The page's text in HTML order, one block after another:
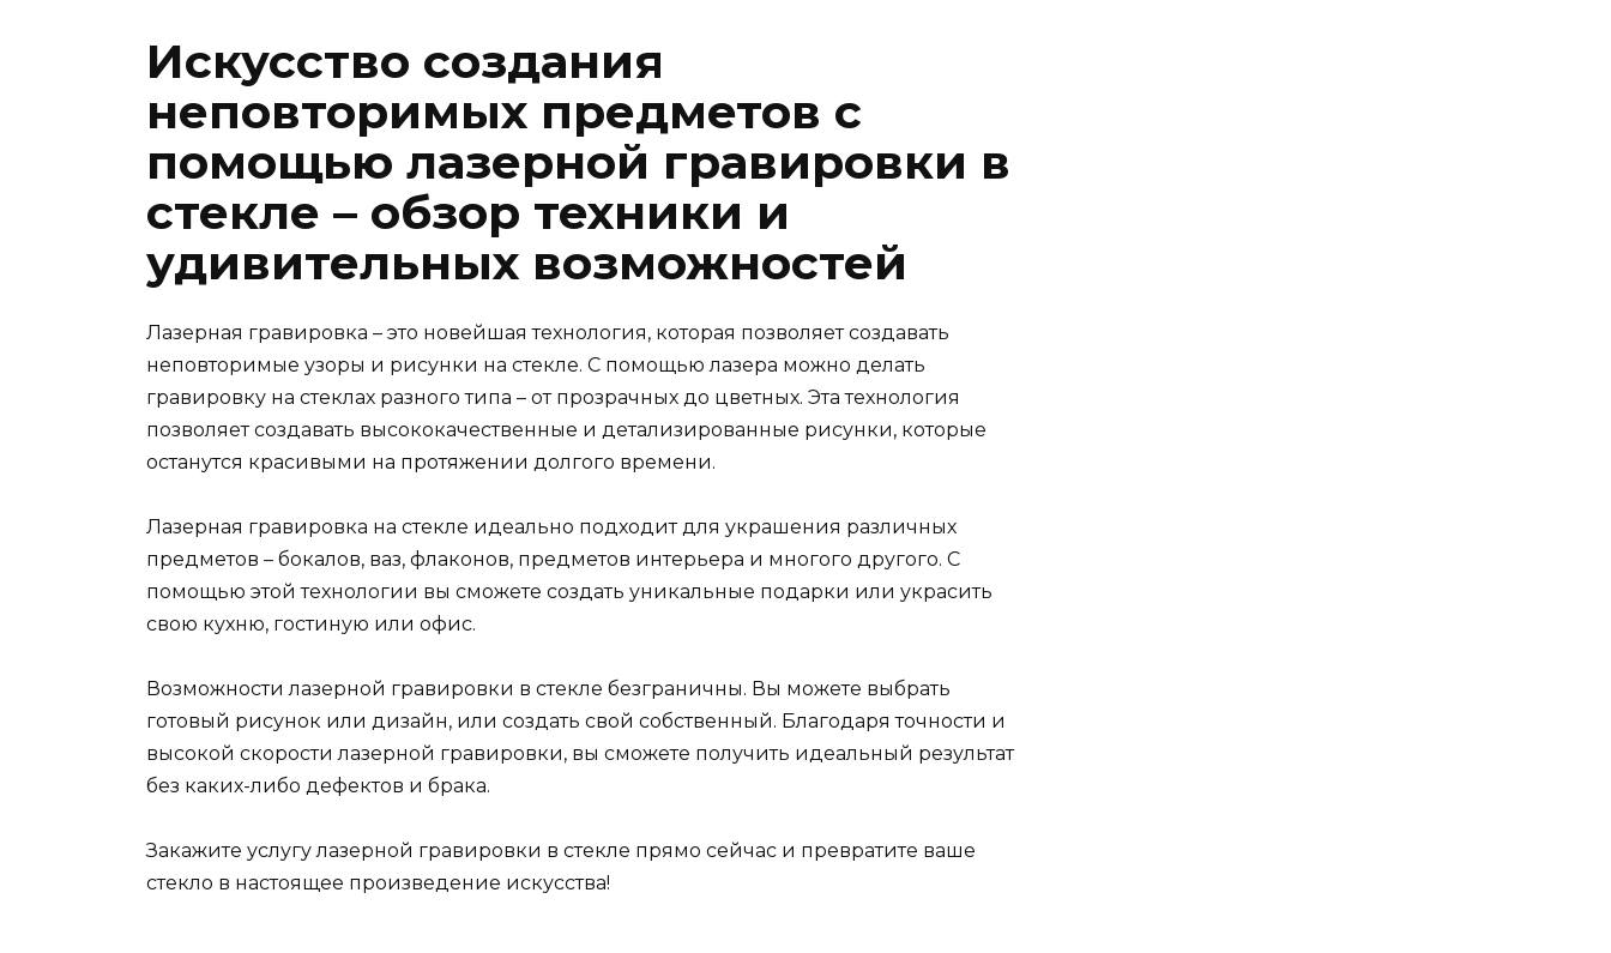
Искусство создания
неповторимых предметов с
помощью лазерной гравировки в
стекле – обзор техники и
удивительных возможностей
Лазерная гравировка – это новейшая технология, которая позволяет создавать
неповторимые узоры и рисунки на стекле. С помощью лазера можно делать
гравировку на стеклах разного типа – от прозрачных до цветных. Эта технология
позволяет создавать высококачественные и детализированные рисунки, которые
останутся красивыми на протяжении долгого времени.
Лазерная гравировка на стекле идеально подходит для украшения различных
предметов – бокалов, ваз, флаконов, предметов интерьера и многого другого. С
помощью этой технологии вы сможете создать уникальные подарки или украсить
свою кухню, гостиную или офис.
Возможности лазерной гравировки в стекле безграничны. Вы можете выбрать
готовый рисунок или дизайн, или создать свой собственный. Благодаря точности и
высокой скорости лазерной гравировки, вы сможете получить идеальный результат
без каких-либо дефектов и брака.
Закажите услугу лазерной гравировки в стекле прямо сейчас и превратите ваше
стекло в настоящее произведение искусства!